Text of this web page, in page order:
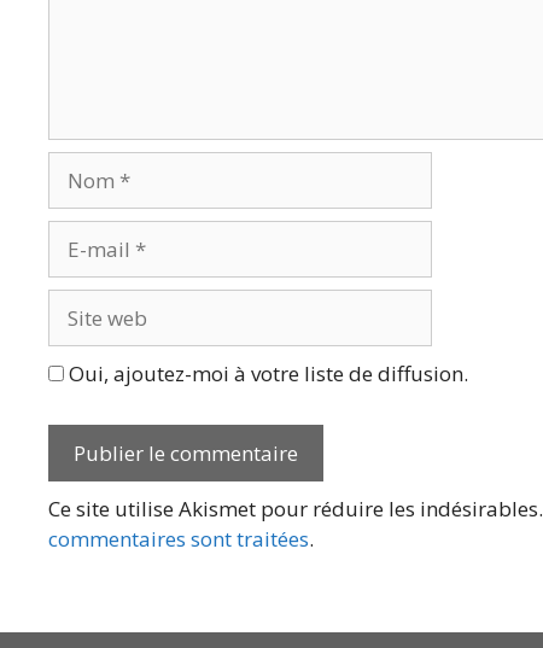
mail
web
Oui, ajoutez-moi à votre liste de diffusion.
Ce site utilise Akismet pour réduire les indésirables.
commentaires sont traitées.